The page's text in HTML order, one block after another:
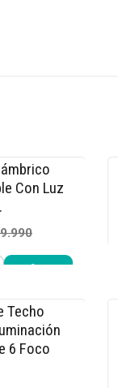
Con Luz
Techo
6 Foco